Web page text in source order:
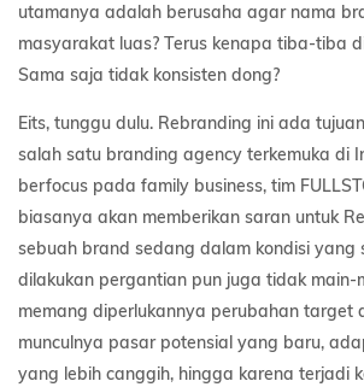
utamanya adalah berusaha agar nama
masyarakat luas? Terus kenapa tiba-tiba
Sama saja tidak konsisten dong?
Eits, tunggu dulu. Rebranding ini ada
salah satu branding agency terkemuka di
berfocus pada family business, tim
biasanya akan memberikan saran untuk
sebuah brand sedang dalam kondisi yang
dilakukan pergantian pun juga tidak main-
memang diperlukannya perubahan target
munculnya pasar potensial yang baru,
yang lebih canggih, hingga karena terjadi